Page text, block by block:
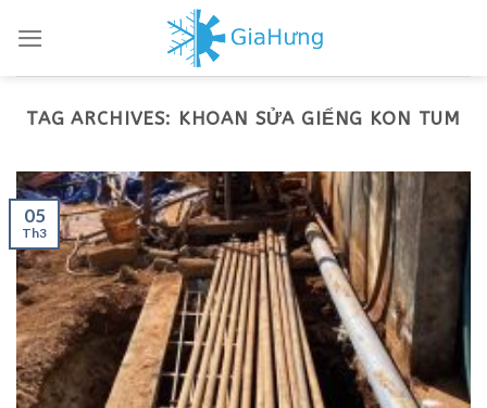
TAG ARCHIVES: KHOAN SỬA GIẾNG KON TUM
05
Th3